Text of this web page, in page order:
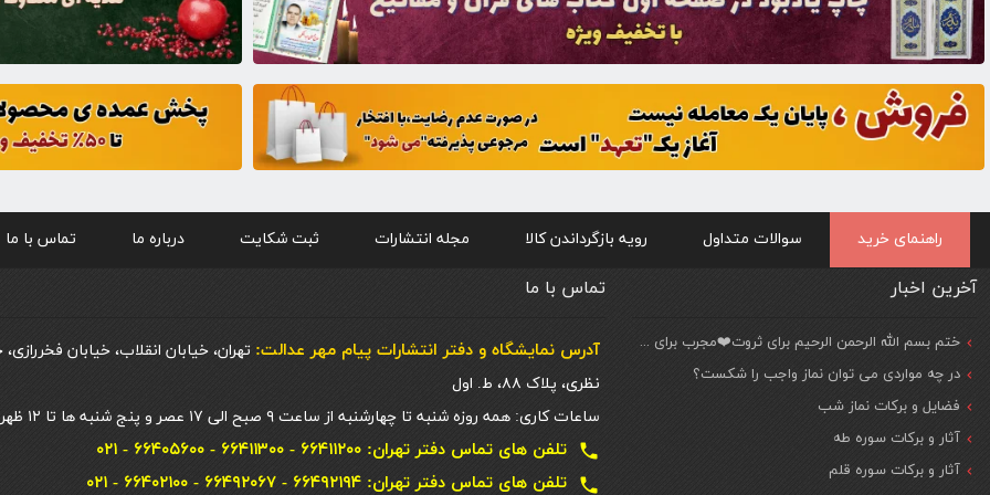
راهنمای خرید سوالات متداول رویه بازگرداندن کالا مجله انتشارات ثبت شکایت درباره ما تماس با ما
آخرین اخبار
ختم بسم الله الرحمن الرحیم برای ثروت❤️مجرب برای حاجات مهم و فوری
در چه مواردی می توان نماز واجب را شکست؟
فضایل و برکات نماز شب
آثار و برکات سوره طه
آثار و برکات سوره قلم
تماس با ما
آدرس نمایشگاه و دفتر انتشارات پيام مهر عدالت: تهران، خیابان انقلاب، خیابان
نظری، پلاک ۸۸، ط. اول
ساعات کاری: همه روزه شنبه تا چهارشنبه از ساعت ۹ صبح الی ۱۷ عصر و پنج شنبه ها تا ۱۲ ظهر
local_phone تلفن های تماس دفتر تهران: ۶۶۴۱۱۲۰۰ - ۶۶۴۱۱۳۰۰ - ۶۶۴۰۵۶۰۰ - ۰۲۱
local_phone تلفن های تماس دفتر تهران: ۶۶۴۹۲۱۹۴ - ۶۶۴۹۲۰۶۷ - ۶۶۴۰۲۱۰۰ - ۰۲۱